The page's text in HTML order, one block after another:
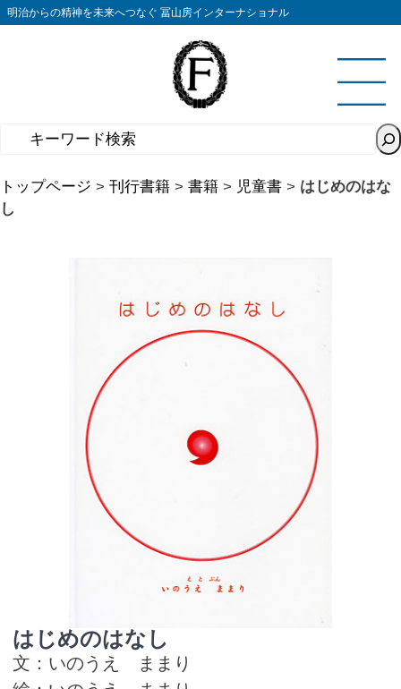
コ
テ
ン
ツ
ッ
明治からの精神を未来へつなぐ 冨山房インターナショナル
トップページ > 刊行書籍 > 書籍 > 児童書 > はじめのはな
し
はじめのはなし
文：いのうえ ままり